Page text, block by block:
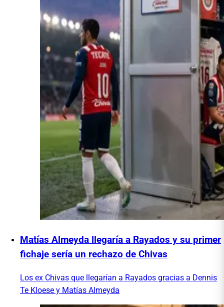
Matías Almeyda llegaría a Rayados y su primer
fichaje sería un rechazo de Chivas
Los ex Chivas que llegarían a Rayados gracias a Dennis
Te Kloese y Matías Almeyda